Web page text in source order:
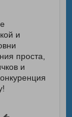
и
проста,
и